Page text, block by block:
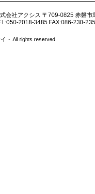
会社アクシス 〒709-0825 赤磐市
2018-3485 FAX:086-230-
ト All rights reserved.